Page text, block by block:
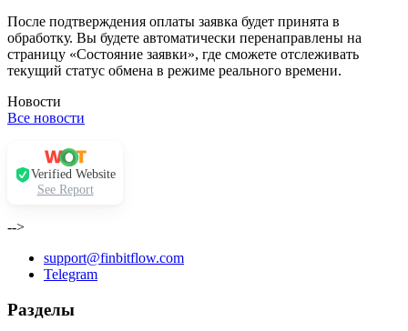
После подтверждения оплаты заявка будет принята в
обработку. Вы будете автоматически перенаправлены на
страницу «Состояние заявки», где сможете отслеживать
текущий статус обмена в режиме реального времени.
Новости
Все новости
Verified Website
See Report
-->
support@finbitflow.com
Telegram
Разделы